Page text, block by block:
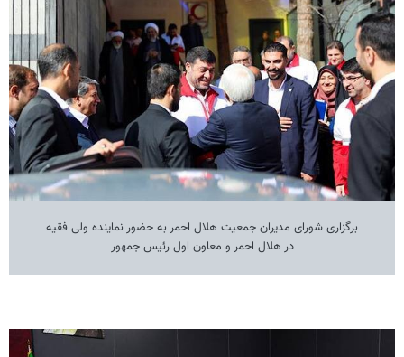
برگزاری شورای مدیران جمعیت هلال احمر به حضور نماینده ولی فقیه
در هلال احمر و معاون اول رئیس جمهور